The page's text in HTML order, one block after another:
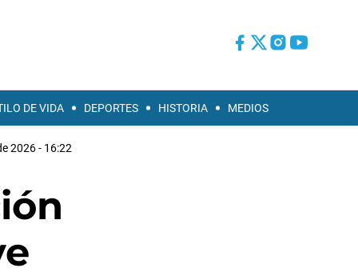
DE VIDA DEPORTES HISTORIA MEDIOS
2026 - 16:22